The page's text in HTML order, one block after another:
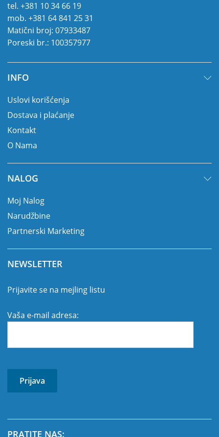
tel. +381 10 34 66 19
mob. +381 64 841 25 31
Matični broj: 07933487
Poreski br.: 100357977
INFO
Uslovi korišćenja
Dostava i plaćanje
Kontakt
O Nama
NALOG
Moj Nalog
Narudžbine
Partnerski Marketing
NEWSLETTER
Prijavite se na mejling listu
Vaša e-mail adresa:
PRATITE NAS: